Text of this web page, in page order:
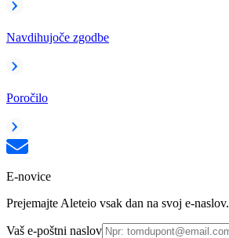
Navdihujoče zgodbe
Poročilo
E-novice
Prejemajte Aleteio vsak dan na svoj e-naslov.
Vaš e-poštni naslov